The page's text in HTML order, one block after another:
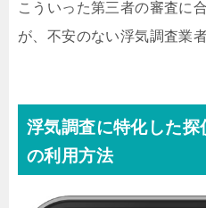
こういった第三者の審査に
が、不安のない浮気調査業
浮気調査に特化した探
の利用方法